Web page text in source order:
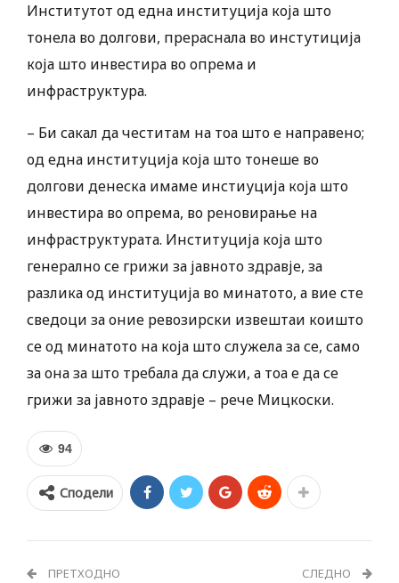
Институтот од една институција која што
тонела во долгови, прераснала во инстутиција
која што инвестира во опрема и
инфраструктура.
– Би сакал да честитам на тоа што е направено;
од една институција која што тонеше во
долгови денеска имаме инстиуција која што
инвестира во опрема, во реновирање на
инфраструктурата. Институција која што
генерално се грижи за јавното здравје, за
разлика од институција во минатото, а вие сте
сведоци за оние ревозирски извештаи коишто
се од минатото на која што служела за се, само
за она за што требала да служи, а тоа е да се
грижи за јавното здравје – рече Мицкоски.
94
Сподели
ПРЕТХОДНО СЛЕДНО